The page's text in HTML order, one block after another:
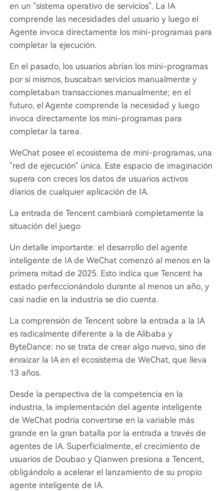
en un "sistema operativo de servicios". La IA
comprende las necesidades del usuario y luego el
Agente invoca directamente los mini-programas para
completar la ejecución.
En el pasado, los usuarios abrían los mini-programas
por sí mismos, buscaban servicios manualmente y
completaban transacciones manualmente; en el
futuro, el Agente comprende la necesidad y luego
invoca directamente los mini-programas para
completar la tarea.
WeChat posee el ecosistema de mini-programas, una
"red de ejecución" única. Este espacio de imaginación
supera con creces los datos de usuarios activos
diarios de cualquier aplicación de IA.
La entrada de Tencent cambiará completamente la
situación del juego
Un detalle importante: el desarrollo del agente
inteligente de IA de WeChat comenzó al menos en la
primera mitad de 2025. Esto indica que Tencent ha
estado perfeccionándolo durante al menos un año, y
casi nadie en la industria se dio cuenta.
La comprensión de Tencent sobre la entrada a la IA
es radicalmente diferente a la de Alibaba y
ByteDance: no se trata de crear algo nuevo, sino de
enraizar la IA en el ecosistema de WeChat, que lleva
13 años.
Desde la perspectiva de la competencia en la
industria, la implementación del agente inteligente
de WeChat podría convertirse en la variable más
grande en la gran batalla por la entrada a través de
agentes de IA. Superficialmente, el crecimiento de
usuarios de Doubao y Qianwen presiona a Tencent,
obligándolo a acelerar el lanzamiento de su propio
agente inteligente de IA.